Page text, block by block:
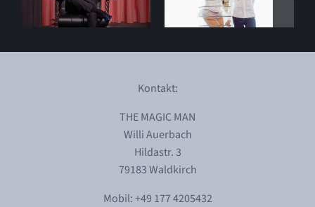
Kontakt:
THE MAGIC MAN
Willi Auerbach
Hildastr. 3
79183 Waldkirch
Mobil: +49 177 4205432